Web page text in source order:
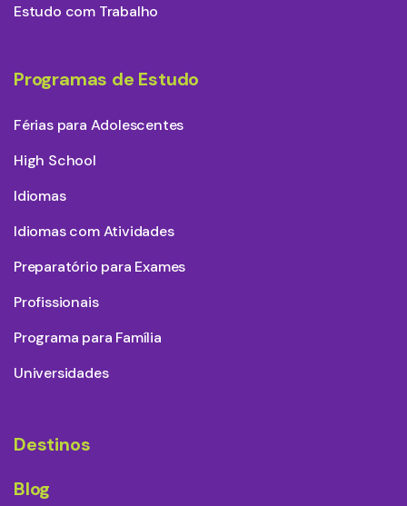
Estudo com Trabalho
Programas de Estudo
Férias para Adolescentes
High School
Idiomas
Idiomas com Atividades
Preparatório para Exames
Profissionais
Programa para Família
Universidades
Destinos
Blog